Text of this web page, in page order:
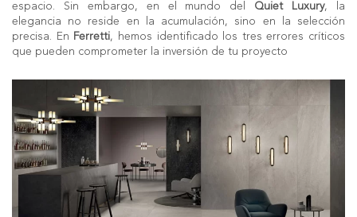
espacio. Sin embargo, en el mundo del Quiet Luxury, la
elegancia no reside en la acumulación, sino en la selección
precisa. En Ferretti, hemos identificado los tres errores críticos
que pueden comprometer la inversión de tu proyecto